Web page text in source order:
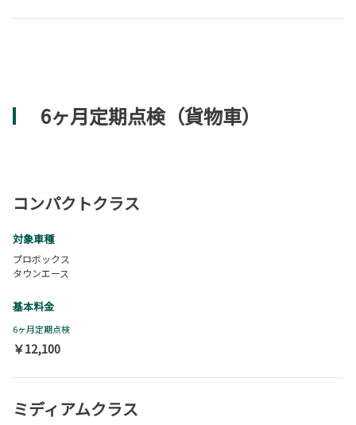
6ヶ月定期点検（貨物車）
コンパクトクラス
対象車種
プロボックス
タウンエース
基本料金
6ヶ月定期点検
￥12,100
ミディアムクラス